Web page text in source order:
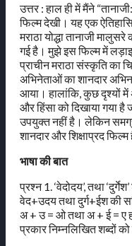
उत्तर : हाल ही में मैंने
फिल्म देखी। यह एक
मराठा योद्धा तानाजी मालुसरे
गई है। मुझे इस फिल्म में
प्राचीन मराठा संस्कृति का
अभिनेताओं का शानदार
आया। हालांकि, कुछ दृश्यों में
और हिंसा को दिखाया गया है
उपयुक्त नहीं है। लेकिन
शानदार और शिक्षाप्रद फिल्म
भाषा की बात
प्रश्न 1. ‘वेदोदय’, तथा
वेद+उदय तथा दुर्ग+ईश की
अ + उ = ओ तथा अ + ई = ए
प्रकार निम्नलिखित शब्दों